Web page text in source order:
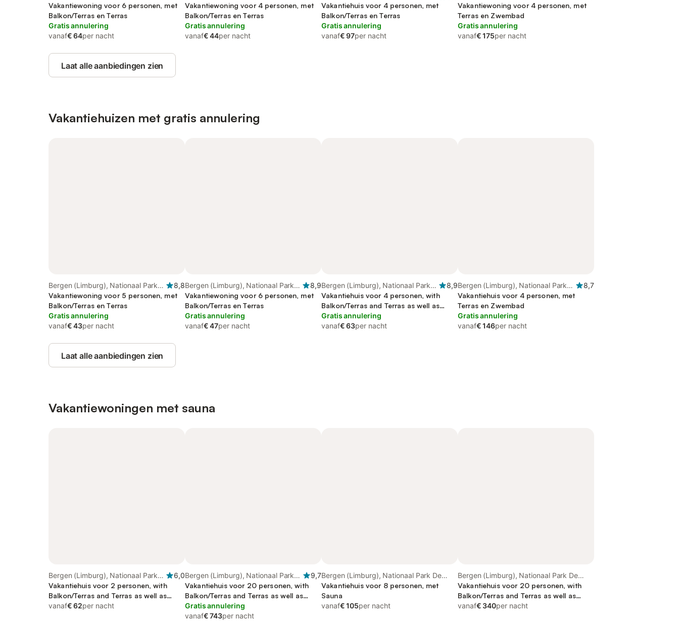
De Maasduinen
Vakantiewoning voor 6 personen, met
Balkon/Terras en Terras
Gratis annulering
vanaf€ 64per nacht
De Maasduinen
Vakantiewoning voor 4 personen, met
Balkon/Terras en Terras
Gratis annulering
vanaf€ 44per nacht
De Maasduinen
Vakantiehuis voor 4 personen, met
Balkon/Terras en Terras
Gratis annulering
vanaf€ 97per nacht
De Maasduinen
Vakantiewoning voor 4 personen, met
Terras en Zwembad
Gratis annulering
vanaf€ 175per nacht
Laat alle aanbiedingen zien
Vakantiehuizen met gratis annulering
Bergen (Limburg), Nationaal Park
De Maasduinen
8,8
Vakantiewoning voor 5 personen, met
Balkon/Terras en Terras
Gratis annulering
vanaf€ 43per nacht
Bergen (Limburg), Nationaal Park
De Maasduinen
8,9
Vakantiewoning voor 6 personen, met
Balkon/Terras en Terras
Gratis annulering
vanaf€ 47per nacht
Bergen (Limburg), Nationaal Park
De Maasduinen
8,9
Vakantiehuis voor 4 personen, with
Balkon/Terras and Terras as well as
Uitzicht op het meer
Gratis annulering
vanaf€ 63per nacht
Bergen (Limburg), Nationaal Park
De Maasduinen
8,7
Vakantiehuis voor 4 personen, met
Terras en Zwembad
Gratis annulering
vanaf€ 146per nacht
Laat alle aanbiedingen zien
Vakantiewoningen met sauna
Bergen (Limburg), Nationaal Park
De Maasduinen
6,0
Vakantiehuis voor 2 personen, with
Balkon/Terras and Terras as well as
Sauna
vanaf€ 62per nacht
Bergen (Limburg), Nationaal Park
De Maasduinen
9,7
Vakantiehuis voor 20 personen, with
Balkon/Terras and Terras as well as
Sauna
Gratis annulering
vanaf€ 743per nacht
Bergen (Limburg), Nationaal Park De
Maasduinen
Vakantiehuis voor 8 personen, met
Sauna
vanaf€ 105per nacht
Bergen (Limburg), Nationaal Park De
Maasduinen
Vakantiehuis voor 20 personen, with
Balkon/Terras and Terras as well as
Sauna
vanaf€ 340per nacht